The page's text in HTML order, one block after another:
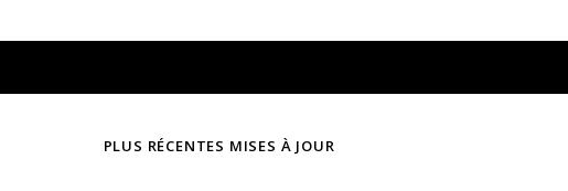
PLUS RÉCENTES MISES À JOUR